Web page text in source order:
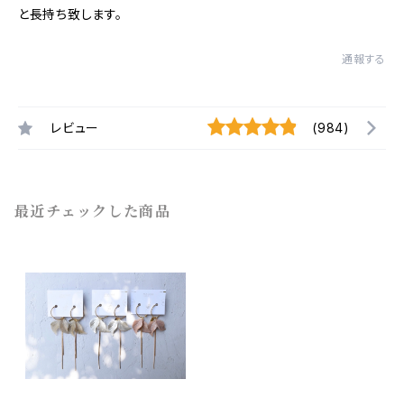
と長持ち致します。
通報する
レビュー (984)
最近チェックした商品